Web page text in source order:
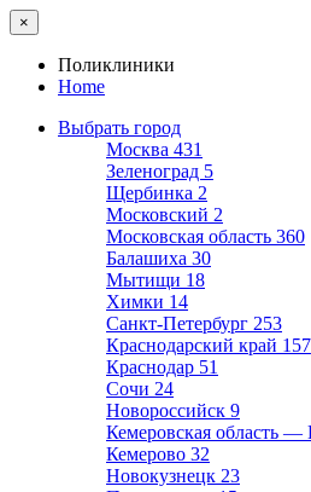
×
Поликлиники
Home
Выбрать город
Москва 431
Зеленоград 5
Щербинка 2
Московский 2
Московская область 360
Балашиха 30
Мытищи 18
Химки 14
Санкт-Петербург 253
Краснодарский край 157
Краснодар 51
Сочи 24
Новороссийск 9
Кемеровская область —
Кемерово 32
Новокузнецк 23